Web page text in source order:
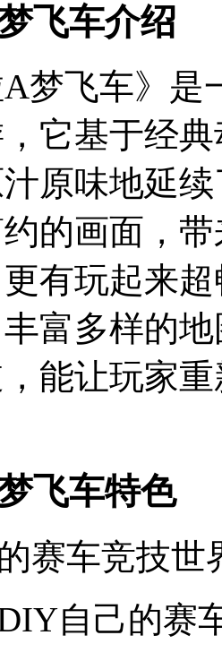
飞车介绍
A梦飞车》
它基于经
原味地延
的画面，
有玩起来
富多样的
能让玩家
飞车特色
赛车竞技
自己的赛